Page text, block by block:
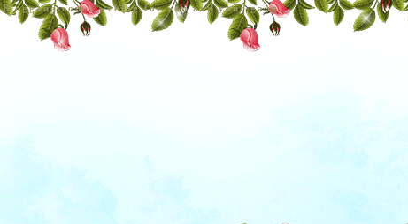
Bloggang.com : weblog for you and your gang